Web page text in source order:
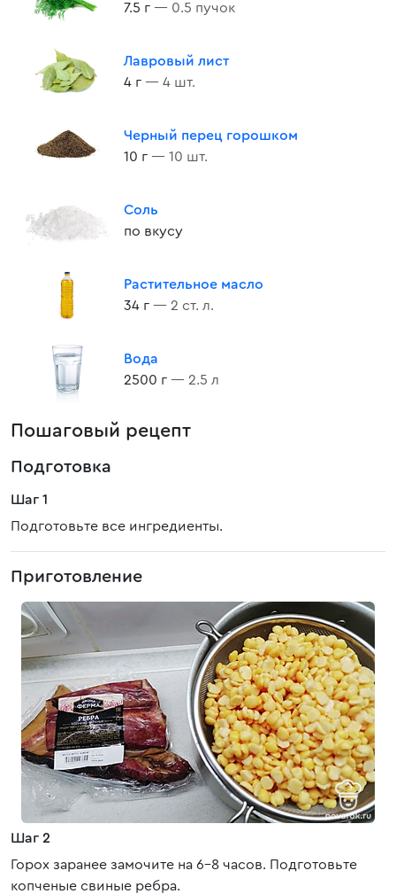
7.5 г — 0.5 пучок
Лавровый лист
4 г — 4 шт.
Черный перец горошком
10 г — 10 шт.
Соль
по вкусу
Растительное масло
34 г — 2 ст. л.
Вода
2500 г — 2.5 л
Пошаговый рецепт
Подготовка
Шаг 1
Подготовьте все ингредиенты.
Приготовление
Шаг 2
Горох заранее замочите на 6-8 часов. Подготовьте
копченые свиные ребра.